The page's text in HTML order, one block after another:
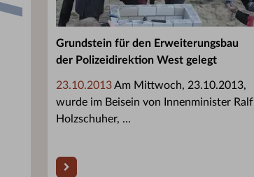
Grundstein für den Erweiterungsbau
der Polizeidirektion West gelegt
23.10.2013Am Mittwoch, 23.10.2013,
wurde im Beisein von Innenminister Ralf
Holzschuher, ...